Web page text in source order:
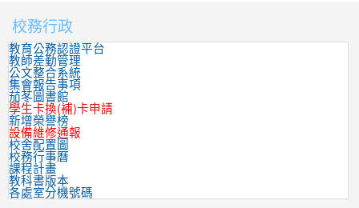
:::
校務行政
教育公務認證平台
教師差勤管理
公文整合系統
集會報告事項
茄苳圖書館
學生卡換(補)卡申請
新增榮譽榜
設備維修通報
校舍配置圖
校務行事曆
課程計畫
教科書版本
各處室分機號碼